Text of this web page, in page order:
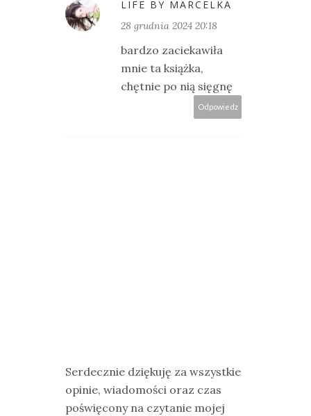
LIFE BY MARCELKA
28 grudnia 2024 20:18
bardzo zaciekawiła
mnie ta książka,
chętnie po nią sięgnę
Odpowiedz
Serdecznie dziękuję za wszystkie
opinie, wiadomości oraz czas
poświęcony na czytanie mojej